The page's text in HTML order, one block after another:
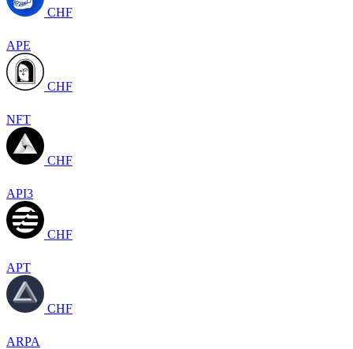
CHF
APE
CHF
NFT
CHF
API3
CHF
APT
CHF
ARPA